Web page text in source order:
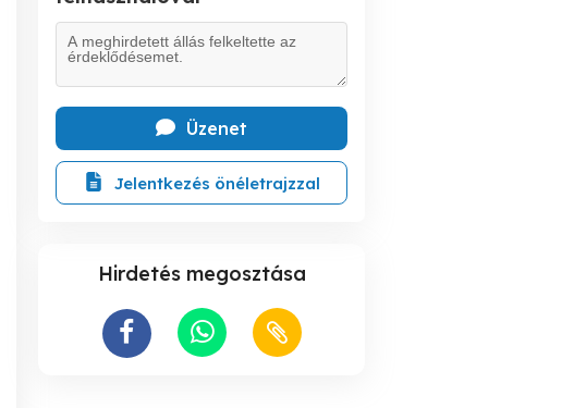
Üzenet
Jelentkezés önéletrajzzal
Hirdetés megosztása